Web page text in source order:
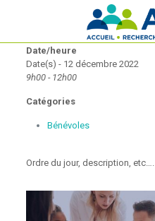
Date/heure
Date(s) - 12 décembre 2022
9h00 - 12h00
Catégories
Bénévoles
Ordre du jour, description, etc….